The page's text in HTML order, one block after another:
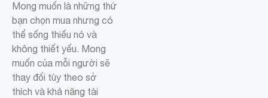
Mong muốn là những thứ
bạn chọn mua nhưng có
thể sống thiếu nó và
không thiết yếu. Mong
muốn của mỗi người sẽ
thay đổi tùy theo sở
thích và khả năng tài